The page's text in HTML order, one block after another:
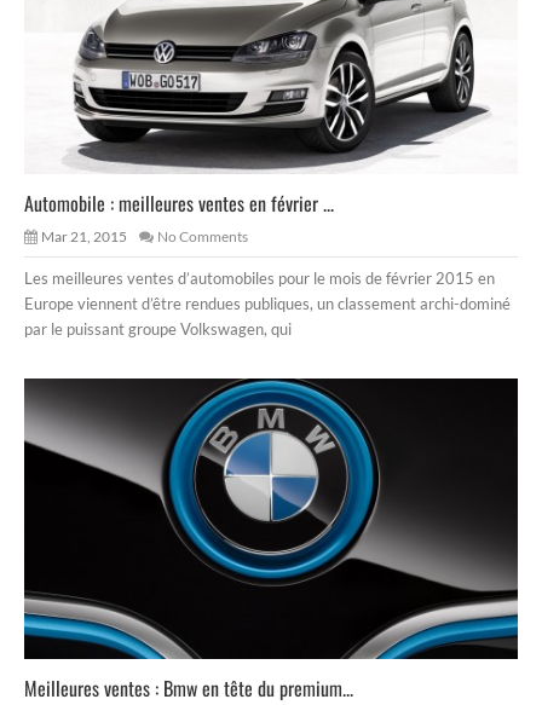
Automobile : meilleures ventes en février ...
Mar 21, 2015 No Comments
Les meilleures ventes d’automobiles pour le mois de février 2015 en
Europe viennent d’être rendues publiques, un classement archi-dominé
par le puissant groupe Volkswagen, qui
Meilleures ventes : Bmw en tête du premium...